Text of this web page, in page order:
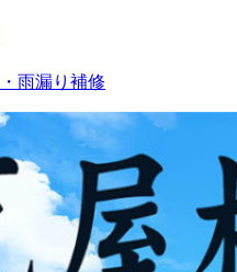
雨漏り補修